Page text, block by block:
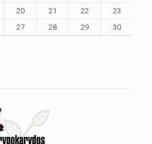
20 21 22
23
27 28 29
30